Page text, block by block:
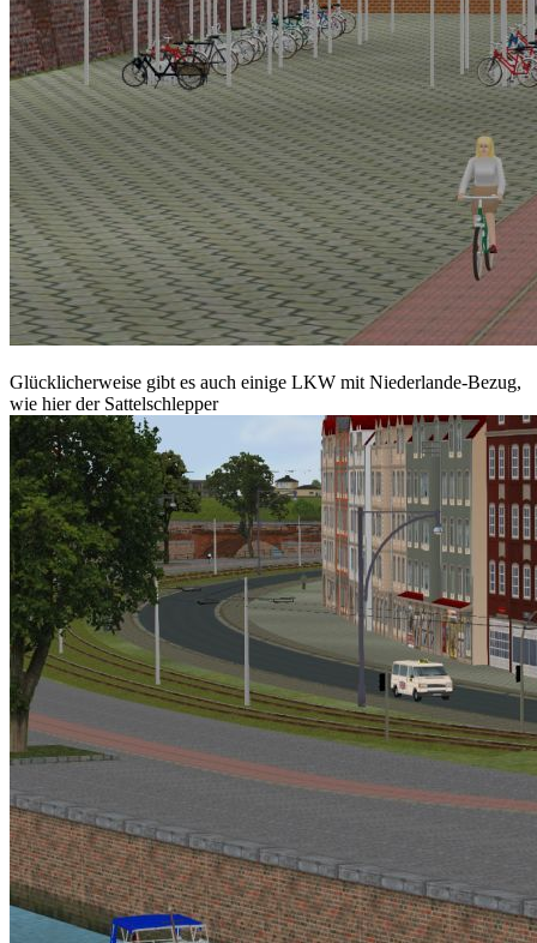
Glücklicherweise gibt es auch einige LKW mit Niederlande-Bezug,
wie hier der Sattelschlepper